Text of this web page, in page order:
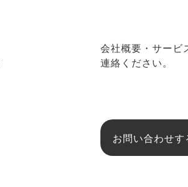
会社概要・サービ
連絡ください。
お問い合わせす